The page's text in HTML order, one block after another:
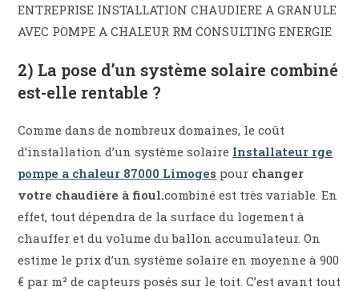
ENTREPRISE INSTALLATION CHAUDIERE A GRANULE
AVEC POMPE A CHALEUR RM CONSULTING ENERGIE
2) La pose d’un système solaire combiné
est-elle rentable ?
Comme dans de nombreux domaines, le coût
d’installation d’un système solaire Installateur rge
pompe a chaleur 87000 Limoges pour changer
votre chaudière à fioul.combiné est très variable. En
effet, tout dépendra de la surface du logement à
chauffer et du volume du ballon accumulateur. On
estime le prix d’un système solaire en moyenne à 900
€ par m² de capteurs posés sur le toit. C’est avant tout